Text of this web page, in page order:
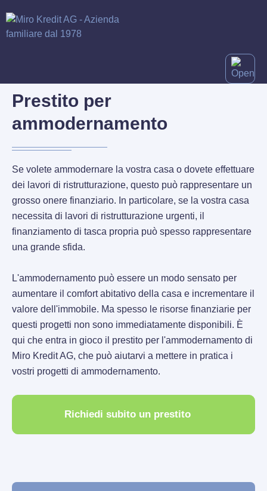
Prestito per
ammodernamento
Se volete ammodernare la vostra casa o dovete effettuare
dei lavori di ristrutturazione, questo può rappresentare un
grosso onere finanziario. In particolare, se la vostra casa
necessita di lavori di ristrutturazione urgenti, il
finanziamento di tasca propria può spesso rappresentare
una grande sfida.
L'ammodernamento può essere un modo sensato per
aumentare il comfort abitativo della casa e incrementare il
valore dell'immobile. Ma spesso le risorse finanziarie per
questi progetti non sono immediatamente disponibili. È
qui che entra in gioco il prestito per l'ammodernamento di
Miro Kredit AG, che può aiutarvi a mettere in pratica i
vostri progetti di ammodernamento.
Richiedi subito un prestito